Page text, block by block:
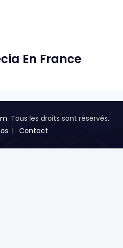
En France
. Tous les droits sont réservés.
Contact